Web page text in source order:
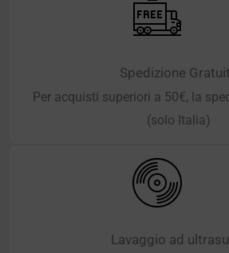
Spedizione
Per acquisti superiori a 50€, la
(solo Italia)
Lavaggio ad